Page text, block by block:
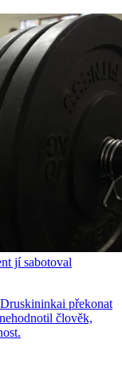
jí sabotoval
překonat
člověk,